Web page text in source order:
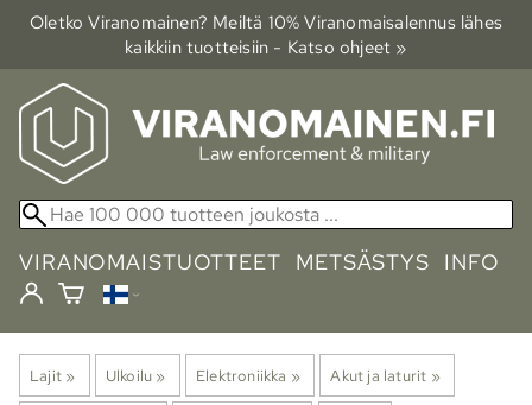
Oletko Viranomainen? Meiltä 10% Viranomais­alennus lähes
kaikkiin tuotteisiin - Katso ohjeet »
VIRANOMAISTUOTTEET METSÄSTYS INFO
Lajit ‪» Ulkoilu ‪» Elektroniikka ‪» Akut ja laturit ‪»